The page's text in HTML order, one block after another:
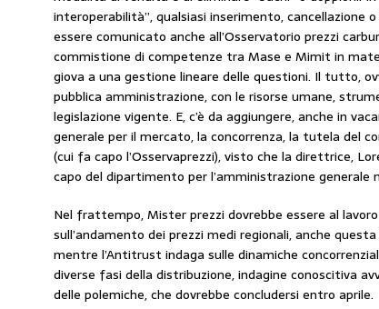
interoperabilità”, qualsiasi inserimento, cancellazione
essere comunicato anche all’Osservatorio prezzi
commistione di competenze tra Mase e Mimit in
giova a una gestione lineare delle questioni. Il tutto,
pubblica amministrazione, con le risorse umane,
legislazione vigente. E, c’è da aggiungere, anche in
generale per il mercato, la concorrenza, la tutela del
(cui fa capo l’Osservaprezzi), visto che la direttrice,
capo del dipartimento per l’amministrazione generale
Nel frattempo, Mister prezzi dovrebbe essere al
sull’andamento dei prezzi medi regionali, anche
mentre l’Antitrust indaga sulle dinamiche
diverse fasi della distribuzione, indagine conoscitiva
delle polemiche, che dovrebbe concludersi entro aprile.